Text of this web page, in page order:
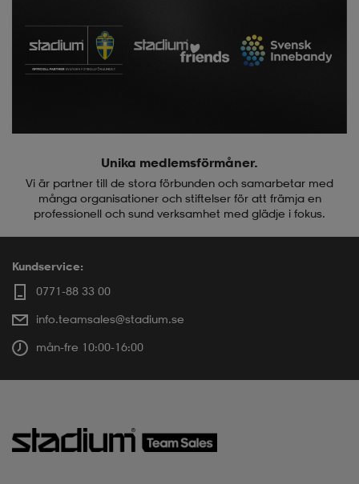
Unika medlemsförmåner.
Vi är partner till de stora förbunden och samarbetar med
många organisationer och stiftelser för att främja en
professionell och sund verksamhet med glädje i fokus.
Kundservice:
0771-88 33 00
info.teamsales@stadium.se
mån-fre 10:00-16:00